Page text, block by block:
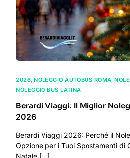
2026,NOLEGGIO AUTOBUS ROMA,
NOLEGGIO BUS LATINA
Berardi Viaggi: Il Miglior
2026
Berardi Viaggi 2026: Perché il
Opzione per i Tuoi Spostamenti
Natale […]